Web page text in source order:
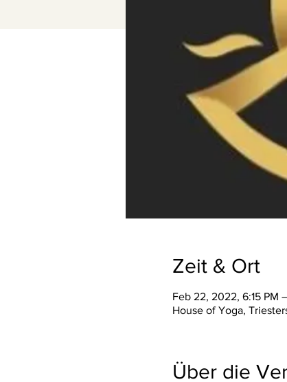
Zeit & Ort
Feb 22, 2022, 6:15 PM
House of Yoga,
Über die